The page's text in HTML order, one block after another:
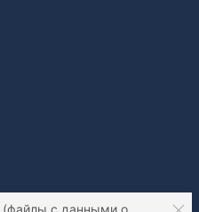
(файлы с данными о